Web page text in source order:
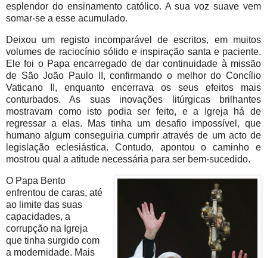
esplendor do ensinamento católico. A sua voz suave vem
somar-se a esse acumulado.
Deixou um registo incomparável de escritos, em muitos
volumes de raciocínio sólido e inspiração santa e paciente.
Ele foi o Papa encarregado de dar continuidade à missão
de São João Paulo II, confirmando o melhor do Concílio
Vaticano II, enquanto encerrava os seus efeitos mais
conturbados. As suas inovações litúrgicas brilhantes
mostravam como isto podia ser feito, e a Igreja há de
regressar a elas. Mas tinha um desafio impossível, que
humano algum conseguiria cumprir através de um acto de
legislação eclesiástica. Contudo, apontou o caminho e
mostrou qual a atitude necessária para ser bem-sucedido.
O Papa Bento
enfrentou de caras, até
ao limite das suas
capacidades, a
corrupção na Igreja
que tinha surgido com
a modernidade. Mais